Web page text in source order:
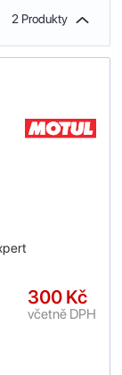
2 Produkty
300 Kč
včetně DPH